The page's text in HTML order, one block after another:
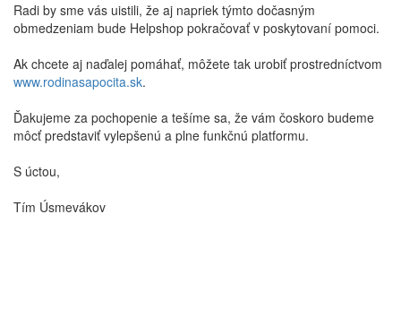
Radi by sme vás uistili, že aj napriek týmto dočasným
obmedzeniam bude Helpshop pokračovať v poskytovaní pomoci.
Ak chcete aj naďalej pomáhať, môžete tak urobiť prostredníctvom
www.rodinasapocita.sk.
Ďakujeme za pochopenie a tešíme sa, že vám čoskoro budeme
môcť predstaviť vylepšenú a plne funkčnú platformu.
S úctou,
Tím Úsmevákov